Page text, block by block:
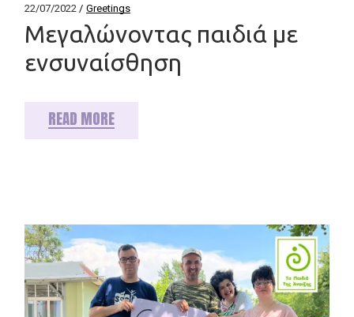
22/07/2022 Greetings
Μεγαλώνοντας παιδιά με
ενσυναίσθηση
READ MORE